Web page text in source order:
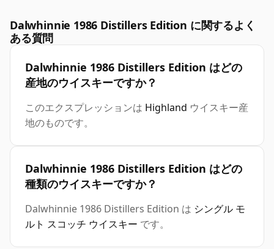
Dalwhinnie 1986 Distillers Edition に関するよく
ある質問
Dalwhinnie 1986 Distillers Edition はどの
産地のウイスキーですか？
このエクスプレッションは Highland ウイスキー産
地のものです。
Dalwhinnie 1986 Distillers Edition はどの
種類のウイスキーですか？
Dalwhinnie 1986 Distillers Edition は シングル モ
ルト スコッチ ウイスキー です。